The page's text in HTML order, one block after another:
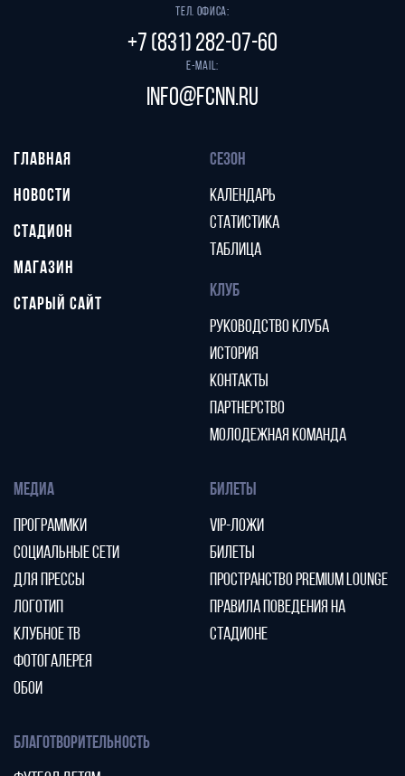
Тел. офиса:
+7 (831) 282-07-60
E-mail:
info@fcnn.ru
ГЛАВНАЯ
НОВОСТИ
СТАДИОН
МАГАЗИН
СТАРЫЙ САЙТ
СЕЗОН
КАЛЕНДАРЬ
СТАТИСТИКА
ТАБЛИЦА
КЛУБ
РУКОВОДСТВО КЛУБА
ИСТОРИЯ
КОНТАКТЫ
ПАРТНЕРСТВО
МОЛОДЕЖНАЯ КОМАНДА
МЕДИА
ПРОГРАММКИ
СОЦИАЛЬНЫЕ СЕТИ
ДЛЯ ПРЕССЫ
ЛОГОТИП
КЛУБНОЕ ТВ
ФОТОГАЛЕРЕЯ
ОБОИ
БИЛЕТЫ
VIP-ЛОЖИ
БИЛЕТЫ
ПРОСТРАНСТВО PREMIUM LOUNGE
ПРАВИЛА ПОВЕДЕНИЯ НА
СТАДИОНЕ
БЛАГОТВОРИТЕЛЬНОСТЬ